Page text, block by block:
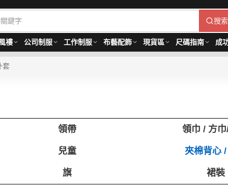
搜索
褸 公司制服 工作制服 布藝配飾 現貨區 尺碼指南 成
套
領帶 領巾 / 方
兒童 夾棉背心
旗 裙裝